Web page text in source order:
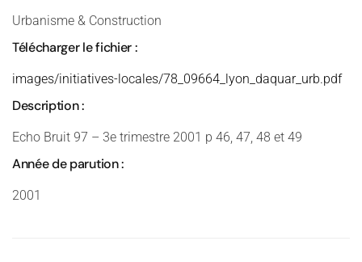
Urbanisme & Construction
Télécharger le fichier :
images/initiatives-locales/78_09664_lyon_daquar_urb.pdf
Description :
Echo Bruit 97 – 3e trimestre 2001 p 46, 47, 48 et 49
Année de parution :
2001